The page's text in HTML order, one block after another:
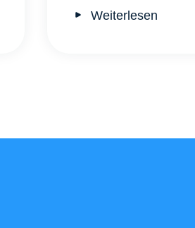
Weiterlesen